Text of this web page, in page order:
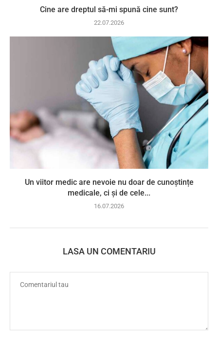
Cine are dreptul să-mi spună cine sunt?
22.07.2026
Un viitor medic are nevoie nu doar de cunoștințe
medicale, ci și de cele...
16.07.2026
LASA UN COMENTARIU